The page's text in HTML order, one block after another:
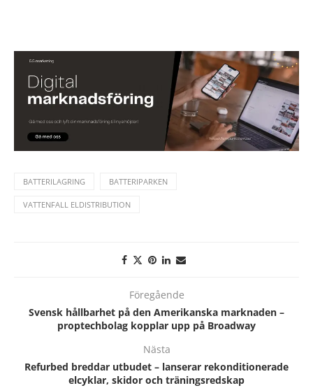
BATTERILAGRING BATTERIPARKEN
VATTENFALL ELDISTRIBUTION
Föregående
Svensk hållbarhet på den Amerikanska marknaden –
proptechbolag kopplar upp på Broadway
Nästa
Refurbed breddar utbudet – lanserar rekonditionerade
elcyklar, skidor och träningsredskap